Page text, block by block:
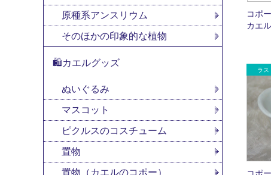
コポ
カエル
原種系アンスリウム
そのほかの印象的な植物
🛍カエルグッズ
ぬいぐるみ
マスコット
ピクルスのコスチューム
置物
置物（カエルのコポー）